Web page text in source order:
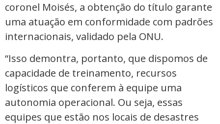
coronel Moisés, a obtenção do título garante
uma atuação em conformidade com padrões
internacionais, validado pela ONU.
“Isso demontra, portanto, que dispomos de
capacidade de treinamento, recursos
logísticos que conferem à equipe uma
autonomia operacional. Ou seja, essas
equipes que estão nos locais de desastres